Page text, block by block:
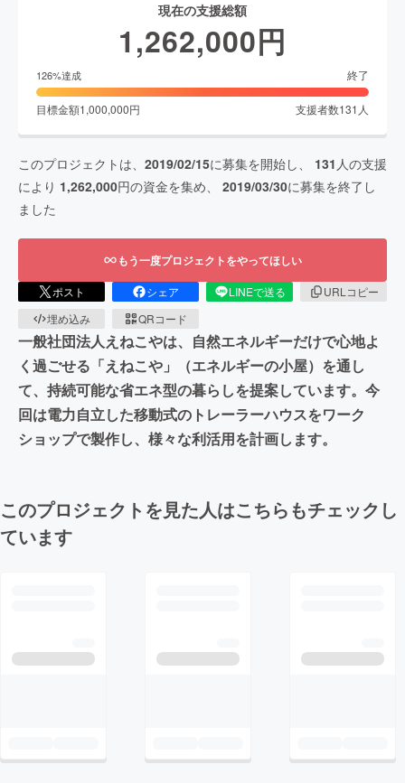
現在の支援総額
1,262,000円
126%達成 終了
目標金額1,000,000円 支援者数131 人
このプロジェクトは、 2019/02/15に募集を開始し、 131 人の支援
により 1,262,000円の資金を集め、 2019/03/30に募集を終了し
ました
もう一度プロジェクトをやってほしい
ポスト シェア LINEで送る
URLコピー
埋め込み
QRコード
一般社団法人えねこやは、自然エネルギーだけで心地よ
く過ごせる「えねこや」（エネルギーの小屋）を通し
て、持続可能な省エネ型の暮らしを提案しています。今
回は電力自立した移動式のトレーラーハウスをワーク
ショップで製作し、様々な利活用を計画します。
このプロジェクトを見た人はこちらもチェックし
ています